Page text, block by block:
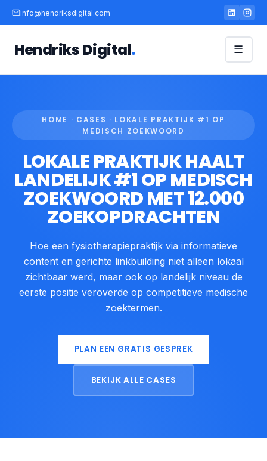
info@hendriksdigital.com
Hendriks Digital. ☰
HOME · CASES · LOKALE PRAKTIJK #1 OP
MEDISCH ZOEKWOORD
LOKALE PRAKTIJK HAALT
LANDELIJK #1 OP MEDISCH
ZOEKWOORD MET 12.000
ZOEKOPDRACHTEN
Hoe een fysiotherapiepraktijk via informatieve
content en gerichte linkbuilding niet alleen lokaal
zichtbaar werd, maar ook op landelijk niveau de
eerste positie veroverde op competitieve medische
zoektermen.
PLAN EEN GRATIS GESPREK
BEKIJK ALLE CASES